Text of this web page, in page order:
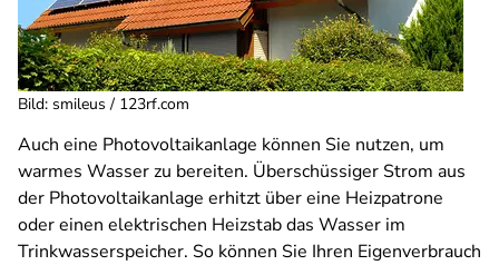
Bild: smileus / 123rf.com
Auch eine Photovoltaikanlage können Sie nutzen, um
warmes Wasser zu bereiten. Überschüssiger Strom aus
der Photovoltaikanlage erhitzt über eine Heizpatrone
oder einen elektrischen Heizstab das Wasser im
Trinkwasserspeicher. So können Sie Ihren Eigenverbrauch